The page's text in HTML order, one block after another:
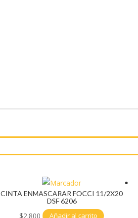
CINTA ENMASCARAR FOCCI 11/2X20
DSF 6206
$2.800 Añadir al carrito